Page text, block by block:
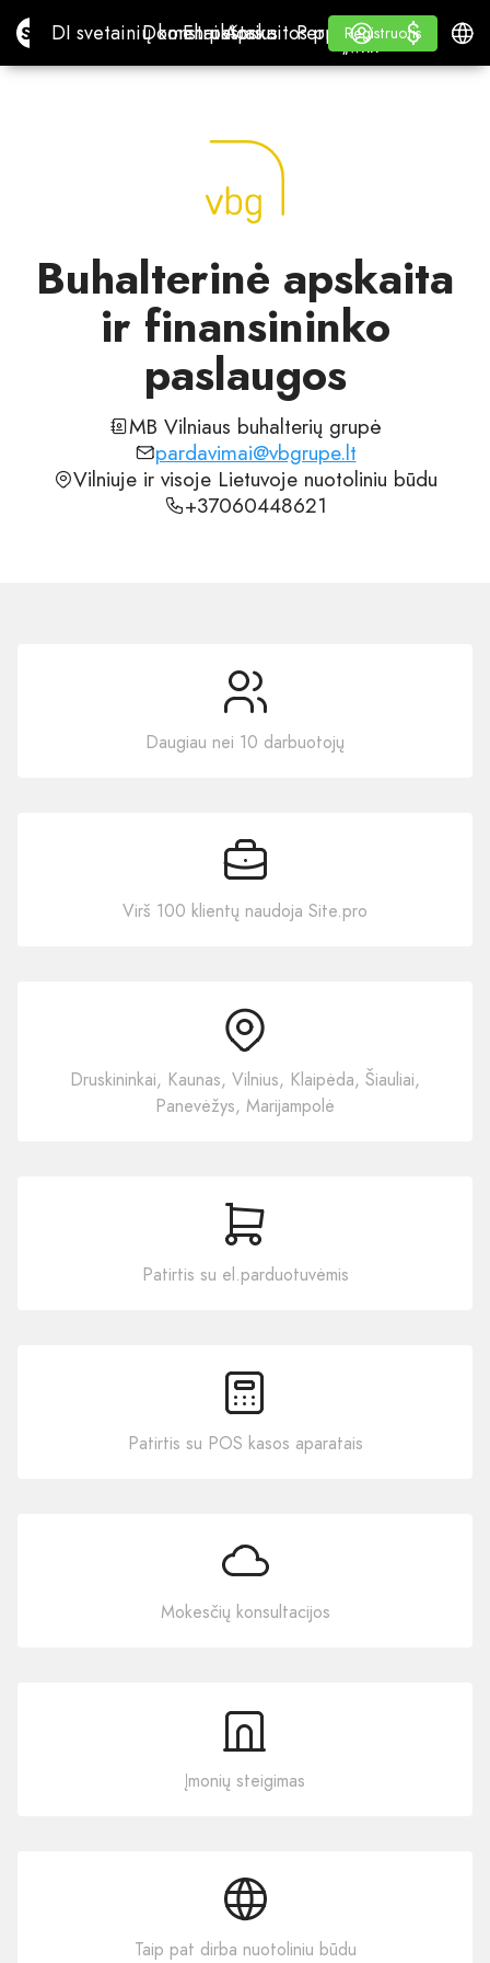
Site.proDI svetainių konstruktorius
DI svetainių konstruktorius
Domenai
DomenaiEl. paštas
El. paštasApskaitos programa
Apskaitos programa
Perpardavėjams
„WHITE LABEL“
Mokymasis
Mokymasis
Registruotis
Registruotis
Prisijungti
$
$
Buhalterinė apskaita
ir finansininko
paslaugos
MB Vilniaus buhalterių grupė
pardavimai@vbgrupe.lt
Vilniuje ir visoje Lietuvoje nuotoliniu būdu
+37060448621
Daugiau nei 10 darbuotojų
Virš 100 klientų naudoja Site.pro
Druskininkai, Kaunas, Vilnius, Klaipėda, Šiauliai,
Panevėžys, Marijampolė
Patirtis su el.parduotuvėmis
Patirtis su POS kasos aparatais
Mokesčių konsultacijos
Įmonių steigimas
Taip pat dirba nuotoliniu būdu